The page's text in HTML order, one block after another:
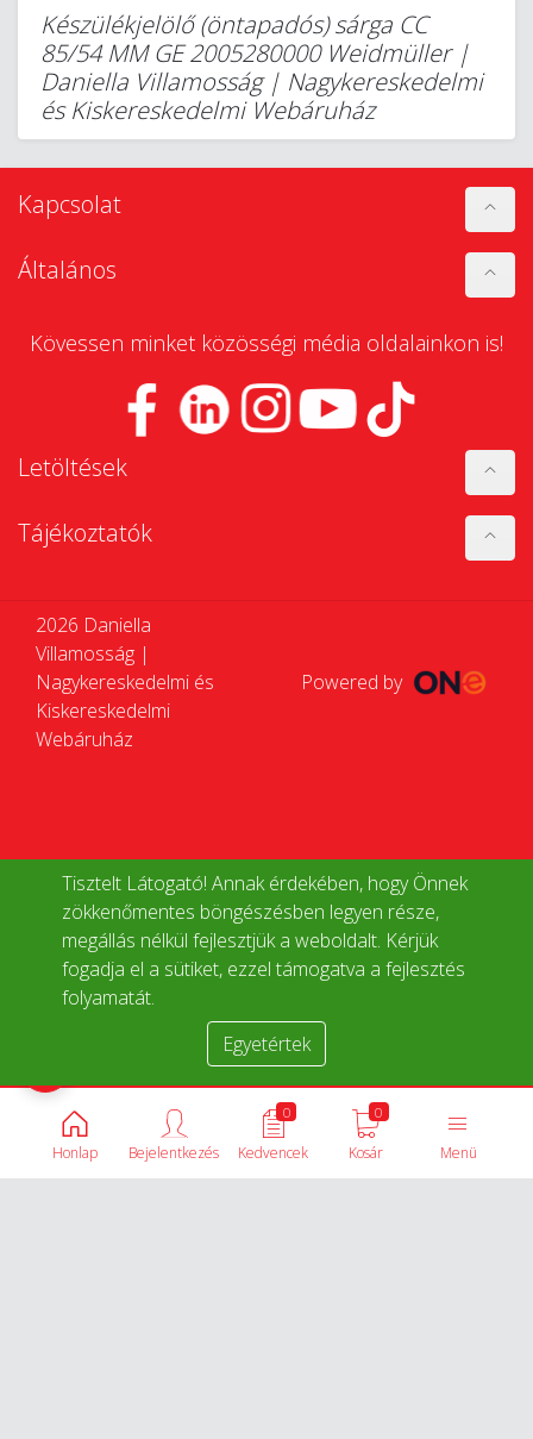
Tisztelt Látogató! Annak érdekében, hogy Önnek
zökkenőmentes böngészésben legyen része,
megállás nélkül fejlesztjük a weboldalt. Kérjük
fogadja el a sütiket, ezzel támogatva a fejlesztés
folyamatát.
Egyetértek
Készülékjelölő (öntapadós) sárga CC
85/54 MM GE 2005280000 Weidmüller |
Daniella Villamosság | Nagykereskedelmi
és Kiskereskedelmi Webáruház
Kapcsolat
Általános
Kövessen minket közösségi média oldalainkon is!
Letöltések
Tájékoztatók
2026 Daniella
Villamosság |
Nagykereskedelmi és
Kiskereskedelmi
Webáruház
Powered by
Honlap Menü
0
Kosár
0
Kedvencek
Bejelentkezés
Termékek összehasonlítása